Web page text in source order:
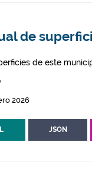
de
de este
2026
JSON